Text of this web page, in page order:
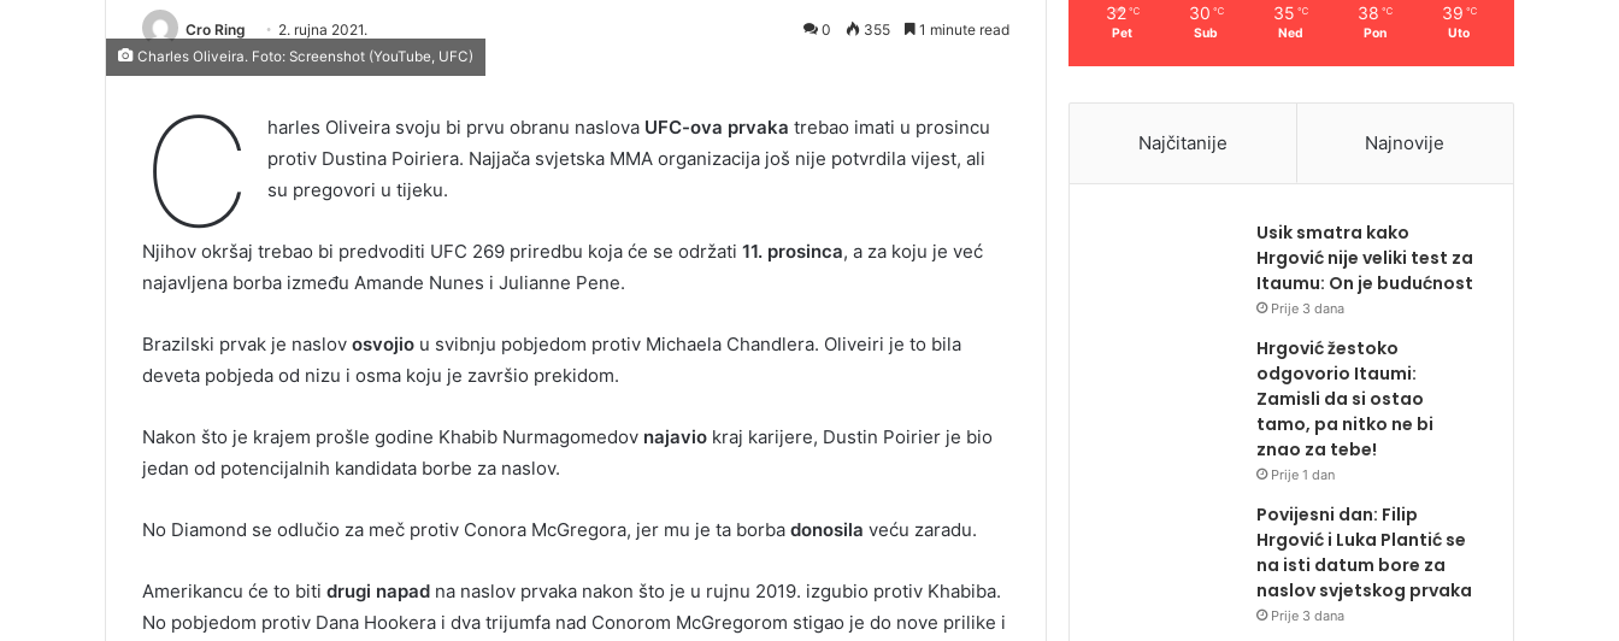
Cro Ring 2. rujna 2021. 0 355 1 minute read
Charles Oliveira. Foto: Screenshot (YouTube, UFC)
C harles Oliveira svoju bi prvu obranu naslova UFC-ova prvaka trebao imati u prosincu
protiv Dustina Poiriera. Najjača svjetska MMA organizacija još nije potvrdila vijest, ali
su pregovori u tijeku.
Njihov okršaj trebao bi predvoditi UFC 269 priredbu koja će se održati 11. prosinca, a za koju je već
najavljena borba između Amande Nunes i Julianne Pene.
Brazilski prvak je naslov osvojio u svibnju pobjedom protiv Michaela Chandlera. Oliveiri je to bila
deveta pobjeda od nizu i osma koju je završio prekidom.
Nakon što je krajem prošle godine Khabib Nurmagomedov najavio kraj karijere, Dustin Poirier je bio
jedan od potencijalnih kandidata borbe za naslov.
No Diamond se odlučio za meč protiv Conora McGregora, jer mu je ta borba donosila veću zaradu.
Amerikancu će to biti drugi napad na naslov prvaka nakon što je u rujnu 2019. izgubio protiv Khabiba.
No pobjedom protiv Dana Hookera i dva trijumfa nad Conorom McGregorom stigao je do nove prilike i
32 ℃
Pet
30 ℃
Sub
35 ℃
Ned
38 ℃
Pon
39 ℃
Uto
Najčitanije Najnovije
Usik smatra kako
Hrgović nije veliki test za
Itaumu: On je budućnost
Prije 3 dana
Hrgović žestoko
odgovorio Itaumi:
Zamisli da si ostao
tamo, pa nitko ne bi
znao za tebe!
Prije 1 dan
Povijesni dan: Filip
Hrgović i Luka Plantić se
na isti datum bore za
naslov svjetskog prvaka
Prije 3 dana